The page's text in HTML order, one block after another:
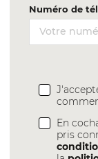
Numéro de
En
pris